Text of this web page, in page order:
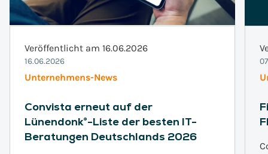
Veröffentlicht am 16.06.2026
16.06.2026
Unternehmens-News
Convista erneut auf der
Lünendonk®-Liste der besten IT-
Beratungen Deutschlands 2026